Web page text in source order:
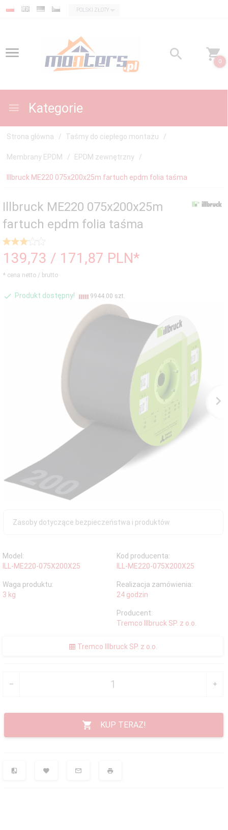
currency_h
POLSKI ZŁOTY
0
Kategorie
Strona główna Taśmy do ciepłego montażu
Membrany EPDM EPDM zewnętrzny
Illbruck ME220 075x200x25m fartuch epdm folia taśma
Illbruck ME220 075x200x25m
fartuch epdm folia taśma
139,73 / 171,87 PLN*
* cena netto / brutto
Produkt dostępny! 9944.00 szt.
Zasoby dotyczące bezpieczeństwa i produktów
Model:
ILL-ME220-075X200X25
Kod producenta:
ILL-ME220-075X200X25
Waga produktu:
3 kg
Realizacja zamówienia:
24 godzin
Producent:
Tremco Illbruck SP. z o.o.
Tremco Illbruck SP. z o.o.
KUP TERAZ!